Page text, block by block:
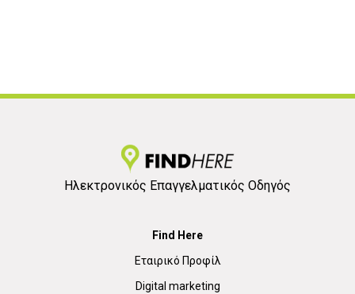
Ηλεκτρονικός Επαγγελματικός Οδηγός
Find Here
Εταιρικό Προφίλ
Digital marketing